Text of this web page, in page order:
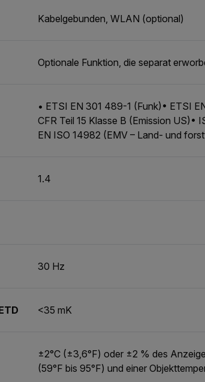
Kabelgebunden, WLAN (optional)
Optionale Funktion, die separat
• ETSI EN 301 489-1 (Funk)• ETSI
CFR Teil 15 Klasse B (Emission US)•
EN ISO 14982 (EMV – Land- und
1.4
30 Hz
<35 mK
±2°C (±3,6°F) oder ±2 % des
(59°F bis 95°F) und einer